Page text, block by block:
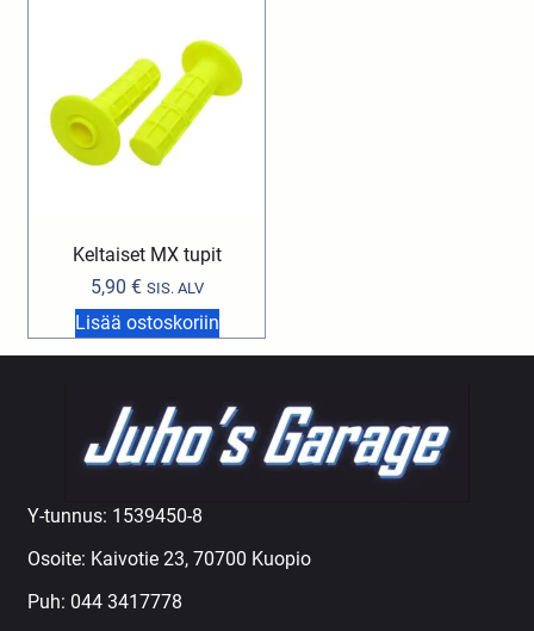
Keltaiset MX tupit
5,90 € SIS. ALV
Lisää ostoskoriin
Y-tunnus: 1539450-8
Osoite: Kaivotie 23, 70700 Kuopio
Puh: 044 3417778